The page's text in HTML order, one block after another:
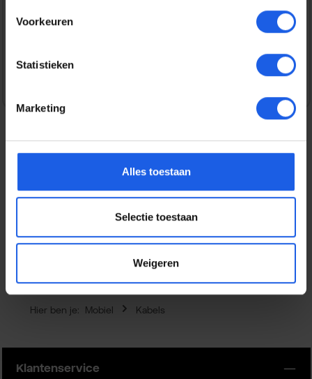
Voorkeuren
Statistieken
Marketing
Alles toestaan
Selectie toestaan
Weigeren
14 dagen bedenktijd
beide uiteinden een USB‑C-connector en is ideaal voor
Meer
Eigenschappen
Hier ben je: Mobiel Kabels
Klantenservice